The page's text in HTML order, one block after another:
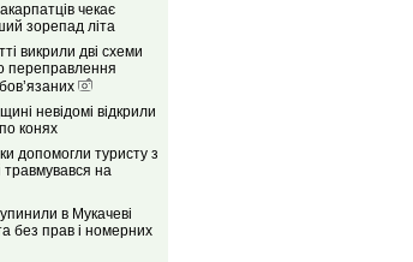
чекає
зорепад літа
викрили дві схеми
переправлення
невідомі відкрили
конях
допомогли туристу з
на
в Мукачеві
без прав і номерних